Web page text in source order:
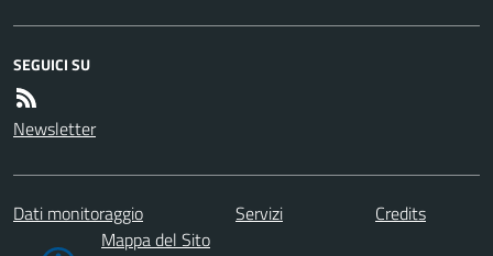
SEGUICI SU
Newsletter
Dati monitoraggio Servizi
Credits
Mappa del Sito